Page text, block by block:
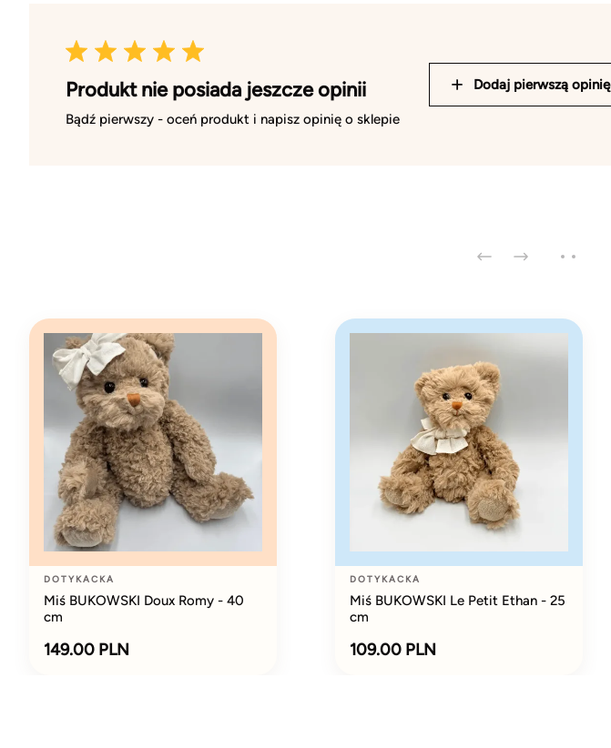
Produkt nie posiada jeszcze opinii
Bądź pierwszy - oceń produkt i napisz opinię o sklepie
Dodaj pierwszą opinię
DOTYKACKA
Miś BUKOWSKI Doux Romy - 40
cm
149.00 PLN
DOTYKACKA
Miś BUKOWSKI Le Petit Ethan - 25
cm
109.00 PLN